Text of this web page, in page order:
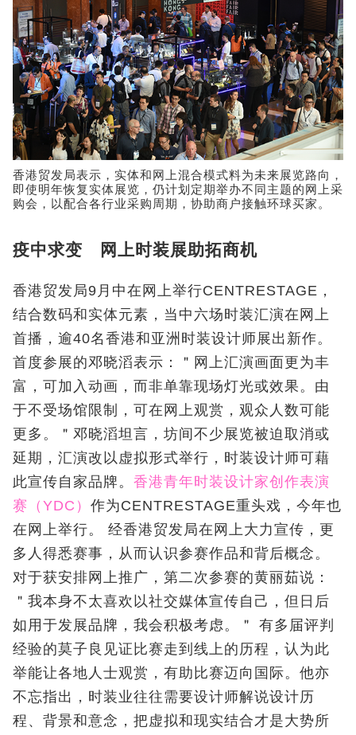
香港贸发局表示，实体和网上混合模式料为未来展览路向，
即使明年恢复实体展览，仍计划定期举办不同主题的网上采
购会，以配合各行业采购周期，协助商户接触环球买家。
疫中求变 网上时装展助拓商机
香港贸发局9月中在网上举行CENTRESTAGE，
结合数码和实体元素，当中六场时装汇演在网上
首播，逾40名香港和亚洲时装设计师展出新作。
首度参展的邓晓滔表示：＂网上汇演画面更为丰
富，可加入动画，而非单靠现场灯光或效果。由
于不受场馆限制，可在网上观赏，观众人数可能
更多。＂邓晓滔坦言，坊间不少展览被迫取消或
延期，汇演改以虚拟形式举行，时装设计师可藉
此宣传自家品牌。 香港青年时装设计家创作表演
赛（YDC） 作为CENTRESTAGE重头戏，今年也
在网上举行。 经香港贸发局在网上大力宣传，更
多人得悉赛事，从而认识参赛作品和背后概念。
对于获安排网上推广，第二次参赛的黄丽茹说：
＂我本身不太喜欢以社交媒体宣传自己，但日后
如用于发展品牌，我会积极考虑。＂ 有多届评判
经验的莫子良见证比赛走到线上的历程，认为此
举能让各地人士观赏，有助比赛迈向国际。他亦
不忘指出，时装业往往需要设计师解说设计历
程、背景和意念，把虚拟和现实结合才是大势所